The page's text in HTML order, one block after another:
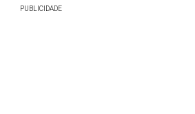
PUBLICIDADE